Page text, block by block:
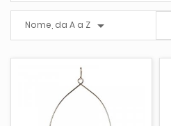
Nome, da A a Z 